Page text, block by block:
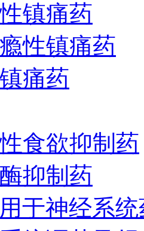
镇痛药
性镇痛药
痛药
食欲抑制药
抑制药
于神经系统